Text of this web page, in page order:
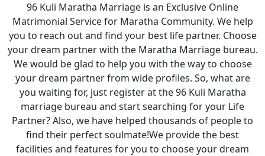
96 Kuli Maratha Marriage is an Exclusive Online
Matrimonial Service for Maratha Community. We help
you to reach out and find your best life partner. Choose
your dream partner with the Maratha Marriage bureau.
We would be glad to help you with the way to choose
your dream partner from wide profiles. So, what are
you waiting for, just register at the 96 Kuli Maratha
marriage bureau and start searching for your Life
Partner? Also, we have helped thousands of people to
find their perfect soulmate!We provide the best
facilities and features for you to choose your dream